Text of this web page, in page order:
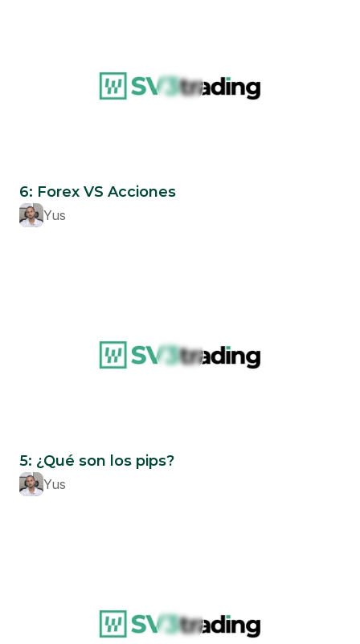
6: Forex VS Acciones
Yus
5: ¿Qué son los pips?
Yus